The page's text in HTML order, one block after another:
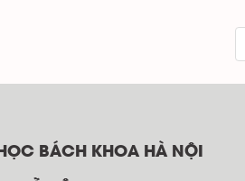
BÁCH KHOA HÀ NỘI